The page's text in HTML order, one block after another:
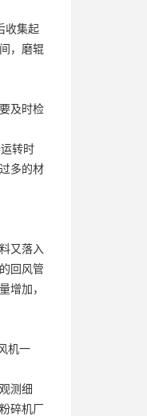
收集起
，磨辊
及时检
转时
多的材
又落入
回风管
增加，
机一
测细
碎机厂